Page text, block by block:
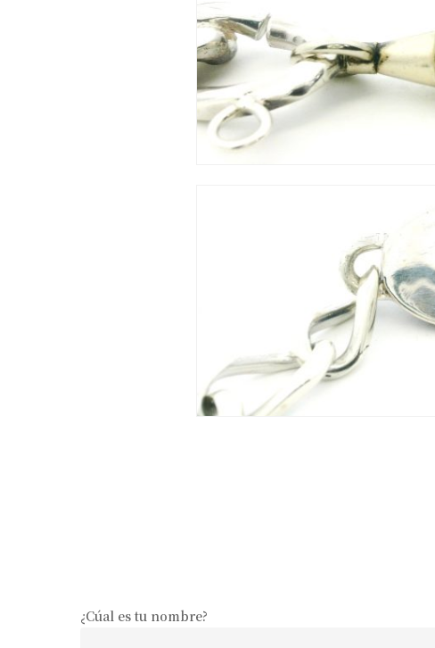
¿Cúal es tu nombre?